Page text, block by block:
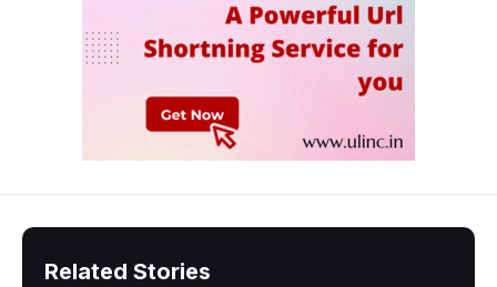
Related Stories